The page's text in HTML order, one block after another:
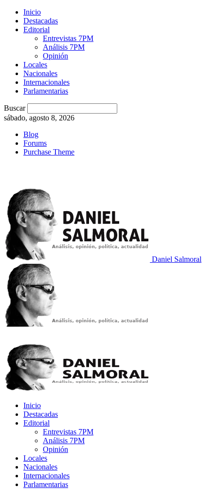
Inicio
Destacadas
Editorial
Entrevistas 7PM
Análisis 7PM
Opinión
Locales
Nacionales
Internacionales
Parlamentarias
Buscar
sábado, agosto 8, 2026
Blog
Forums
Purchase Theme
Daniel Salmoral
Inicio
Destacadas
Editorial
Entrevistas 7PM
Análisis 7PM
Opinión
Locales
Nacionales
Internacionales
Parlamentarias